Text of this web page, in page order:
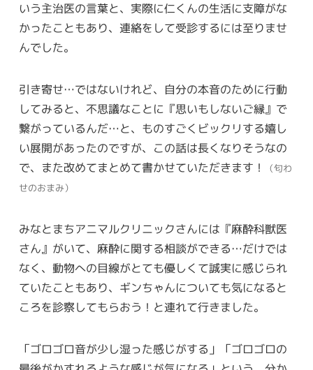
いう主治医の言葉と、実際に仁くんの生活に支障がな
かったこともあり、連絡をして受診するには至りませ
んでした。
引き寄せ…ではないけれど、自分の本音のために行動
してみると、不思議なことに『思いもしないご縁』で
繋がっているんだ…と、ものすごくビックリする嬉し
い展開があったのですが、この話は長くなりそうなの
で、また改めてまとめて書かせていただきます！
（匂わ
せのおまみ）
みなとまちアニマルクリニックさんには『麻酔科獣医
さん』がいて、麻酔に関する相談ができる…だけでは
なく、動物への目線がとても優しくて誠実に感じられ
ていたこともあり、ギンちゃんについても気になると
ころを診察してもらおう！と連れて行きました。
「ゴロゴロ音が少し湿った感じがする」「ゴロゴロの